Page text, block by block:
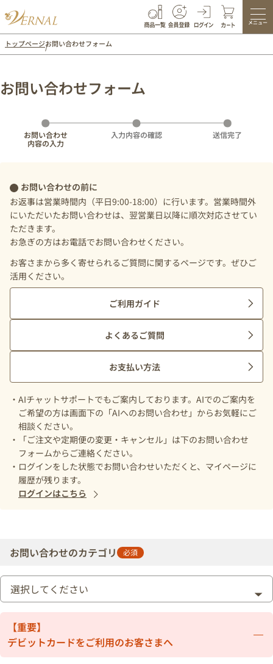
メニュー
トップページお問い合わせフォーム
お問い合わせフォーム
お問い合わせ
内容の入力
入力内容の確認 送信完了
お問い合わせの前に
お返事は営業時間内（平日9:00-18:00）に行います。営業時間外
にいただいたお問い合わせは、翌営業日以降に順次対応させてい
ただきます。
お急ぎの方はお電話でお問い合わせください。
お客さまから多く寄せられるご質問に関するページです。ぜひご
活用ください。
ご利用ガイド
よくあるご質問
お支払い方法
AIチャットサポートでもご案内しております。AIでのご案内を
ご希望の方は画面下の「AIへのお問い合わせ」からお気軽にご
相談ください。
「ご注文や定期便の変更・キャンセル」は下のお問い合わせ
フォームからご連絡ください。
ログインをした状態でお問い合わせいただくと、マイページに
履歴が残ります。
ログインはこちら
お問い合わせのカテゴリ 必須
【重要】
デビットカードをご利用のお客さまへ